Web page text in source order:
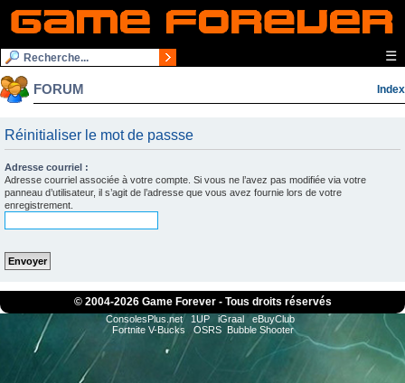
☰
FORUM Index
Réinitialiser le mot de passse
Adresse courriel :
Adresse courriel associée à votre compte. Si vous ne l’avez pas modifiée via votre
panneau d’utilisateur, il s’agit de l’adresse que vous avez fournie lors de votre
enregistrement.
© 2004-2026 Game Forever - Tous droits réservés
ConsolesPlus.net 1UP iGraal
eBuyClub
Fortnite V-Bucks
OSRS Bubble Shooter